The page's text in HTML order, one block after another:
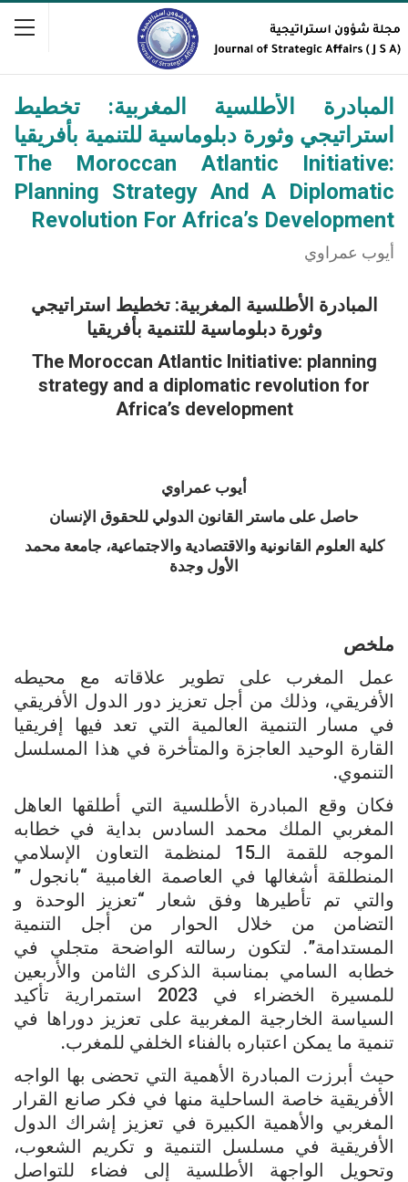
المبادرة الأطلسية المغربية: تخطيط
استراتيجي وثورة دبلوماسية للتنمية بأفريقيا
The Moroccan Atlantic Initiative:
Planning Strategy And A Diplomatic
Revolution For Africa’s Development
أيوب عمراوي
المبادرة الأطلسية المغربية: تخطيط استراتيجي
وثورة دبلوماسية للتنمية بأفريقيا
The Moroccan Atlantic Initiative: planning
strategy and a diplomatic revolution for
Africa’s development
أيوب عمراوي
حاصل على ماستر القانون الدولي للحقوق الإنسان
كلية العلوم القانونية والاقتصادية والاجتماعية، جامعة محمد
الأول وجدة
ملخص
عمل المغرب على تطوير علاقاته مع محيطه
الأفريقي، وذلك من أجل تعزيز دور الدول الأفريقي
في مسار التنمية العالمية التي تعد فيها إفريقيا
القارة الوحيد العاجزة والمتأخرة في هذا المسلسل
التنموي.
فكان وقع المبادرة الأطلسية التي أطلقها العاهل
المغربي الملك محمد السادس بداية في خطابه
الموجه للقمة الـ15 لمنظمة التعاون الإسلامي
المنطلقة أشغالها في العاصمة الغامبية “بانجول ”
والتي تم تأطيرها وفق شعار “تعزيز الوحدة و
التضامن من خلال الحوار من أجل التنمية
المستدامة”. لتكون رسالته الواضحة متجلي في
خطابه السامي بمناسبة الذكرى الثامن والأربعين
للمسيرة الخضراء في 2023 استمرارية تأكيد
السياسة الخارجية المغربية على تعزيز دوراها في
تنمية ما يمكن اعتباره بالفناء الخلفي للمغرب.
حيث أبرزت المبادرة الأهمية التي تحضى بها الواجه
الأفريقية خاصة الساحلية منها في فكر صانع القرار
المغربي والأهمية الكبيرة في تعزيز إشراك الدول
الأفريقية في مسلسل التنمية و تكريم الشعوب،
وتحويل الواجهة الأطلسية إلى فضاء للتواصل